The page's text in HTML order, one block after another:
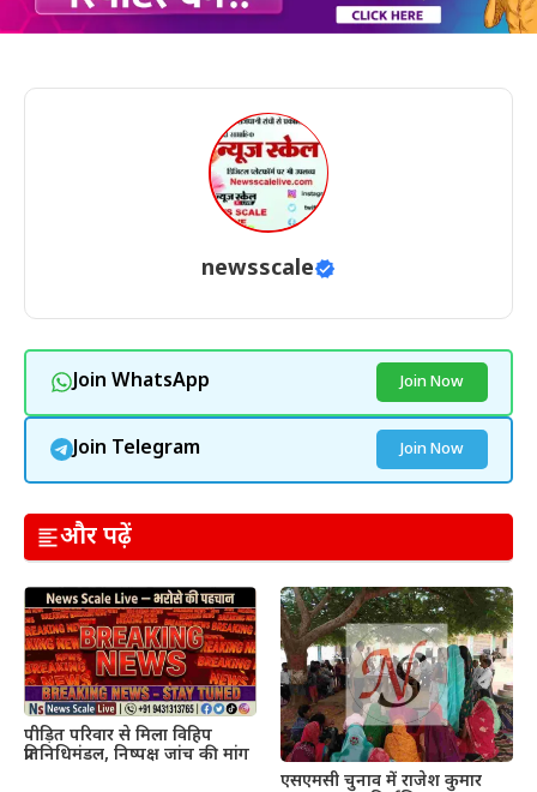
newsscale
Join WhatsApp Join Now
Join Telegram Join Now
और पढ़ें
पीड़ित परिवार से मिला विहिप
प्रतिनिधिमंडल, निष्पक्ष जांच की मांग
एसएमसी चुनाव में राजेश कुमार